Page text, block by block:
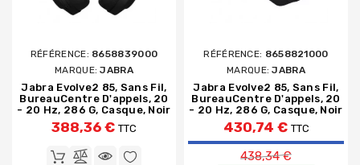
RÉFÉRENCE: 8658839000
MARQUE:JABRA
Jabra Evolve2 85, Sans Fil,
BureauCentre D'appels, 20
- 20 Hz, 286 G, Casque, Noir
388,36 € TTC
RÉFÉRENCE: 8658821000
MARQUE:JABRA
Jabra Evolve2 85, Sans Fil,
BureauCentre D'appels, 20
- 20 Hz, 286 G, Casque, Noir
430,74 € TTC
Prix de base
438,34 €